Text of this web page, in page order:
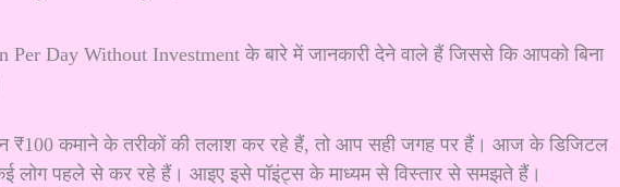
Day Without Investment के बारे में जानकारी देने वाले हैं जिससे कि आपको बिना
₹100 कमाने के तरीकों की तलाश कर रहे हैं, तो आप सही जगह पर हैं। आज के डिजिटल
लोग पहले से कर रहे हैं। आइए इसे पॉइंट्स के माध्यम से विस्तार से समझते हैं।